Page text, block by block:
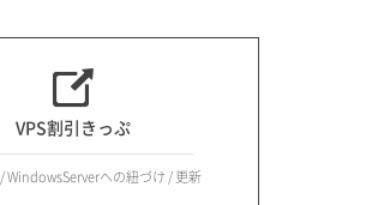
VPS割引きっぷ
WindowsServerへの紐づけ / 更新